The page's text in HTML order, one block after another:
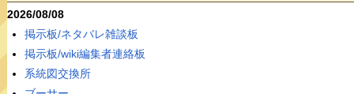
2026/08/08
掲示板/ネタバレ雑談板
掲示板/wiki編集者連絡板
系統図交換所